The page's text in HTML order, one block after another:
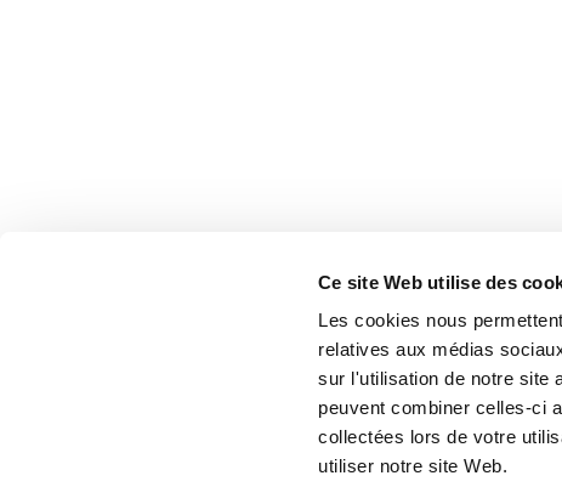
Ce site Web utilise des
Les cookies nous
relatives aux médias
sur l'utilisation de notre site
peuvent combiner celles-ci
collectées lors de votre
utiliser notre site Web.